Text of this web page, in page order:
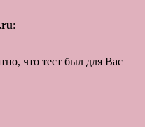
:
что тест был для Вас